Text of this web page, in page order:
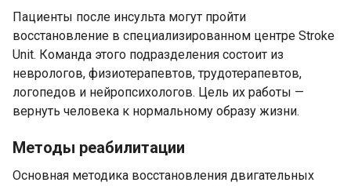
Пациенты после инсульта могут пройти
восстановление в специализированном центре Stroke
Unit. Команда этого подразделения состоит из
неврологов, физиотерапевтов, трудотерапевтов,
логопедов и нейропсихологов. Цель их работы —
вернуть человека к нормальному образу жизни.
Методы реабилитации
Основная методика восстановления двигательных